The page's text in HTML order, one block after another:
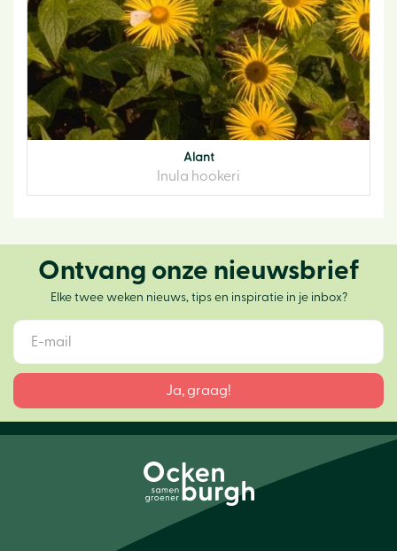
Alant
Inula hookeri
Ontvang onze nieuwsbrief
Elke twee weken nieuws, tips en inspiratie in je inbox?